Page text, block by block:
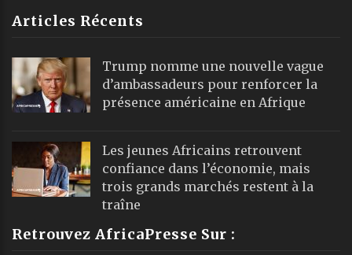
Articles Récents
Trump nomme une nouvelle vague
d’ambassadeurs pour renforcer la
présence américaine en Afrique
Les jeunes Africains retrouvent
confiance dans l’économie, mais
trois grands marchés restent à la
traîne
Retrouvez AfricaPresse Sur :